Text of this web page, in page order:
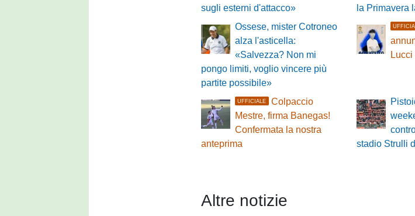
sugli esterni d'attacco»
la Primavera
Ossese, mister Cotroneo
alza l'asticella:
«Salvezza? Non mi
pongo limiti, voglio vincere più
partite possibile»
Lucci
UFFICIALE
Colpaccio
Mestre, firma Banegas!
Confermata la nostra
anteprima
stadio Strulli
Altre notizie